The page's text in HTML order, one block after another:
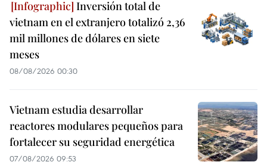
Inversión total de
vietnam en el extranjero totalizó 2,36
mil millones de dólares en siete
meses
08/08/2026 00:30
Vietnam estudia desarrollar
reactores modulares pequeños para
fortalecer su seguridad energética
07/08/2026 09:53